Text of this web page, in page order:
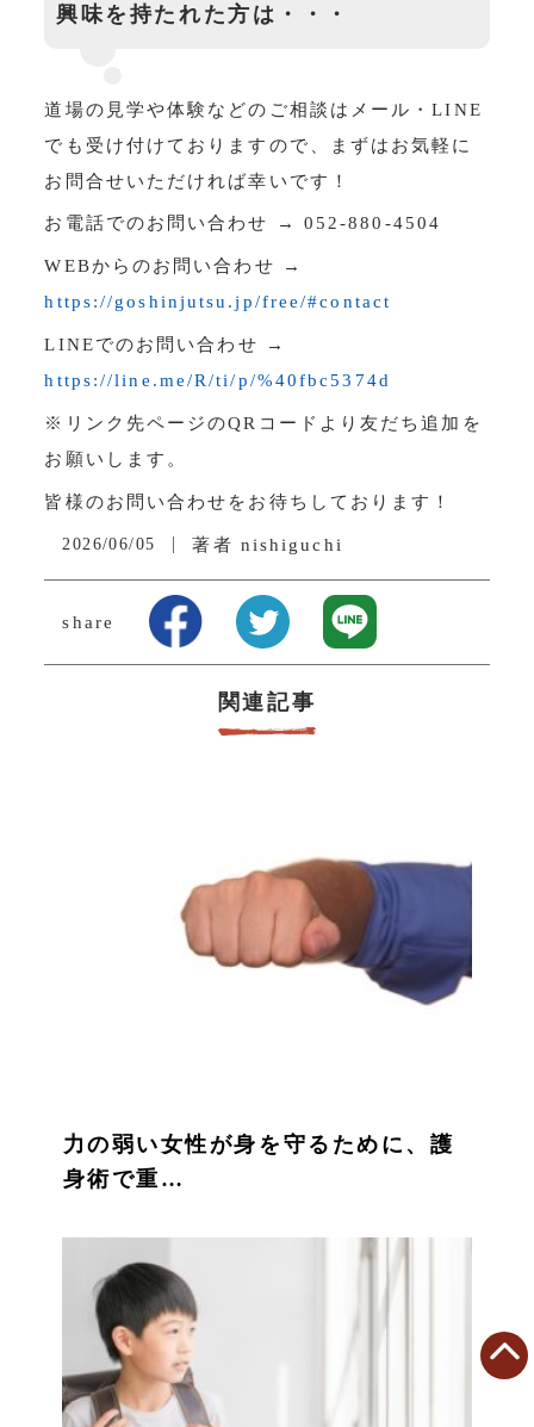
興味を持たれた方は・・・
道場の見学や体験などのご相談はメール・LINE
でも受け付けておりますので、まずはお気軽に
お問合せいただければ幸いです！
お電話でのお問い合わせ → 052-880-4504
WEBからのお問い合わせ →
https://goshinjutsu.jp/free/#contact
LINEでのお問い合わせ →
https://line.me/R/ti/p/%40fbc5374d
※リンク先ページのQRコードより友だち追加を
お願いします。
皆様のお問い合わせをお待ちしております！
2026/06/05 著者 nishiguchi
share
関連記事
力の弱い女性が身を守るために、護
身術で重…